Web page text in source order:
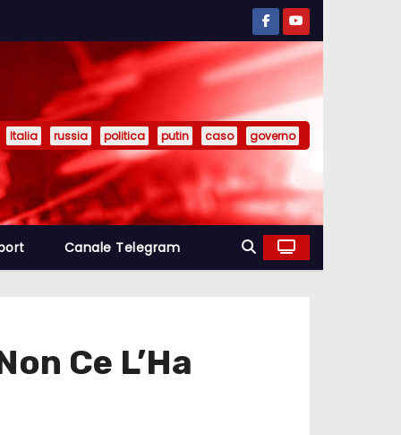
Italia russia politica putin caso governo
Canale Telegram
Ce L’Ha